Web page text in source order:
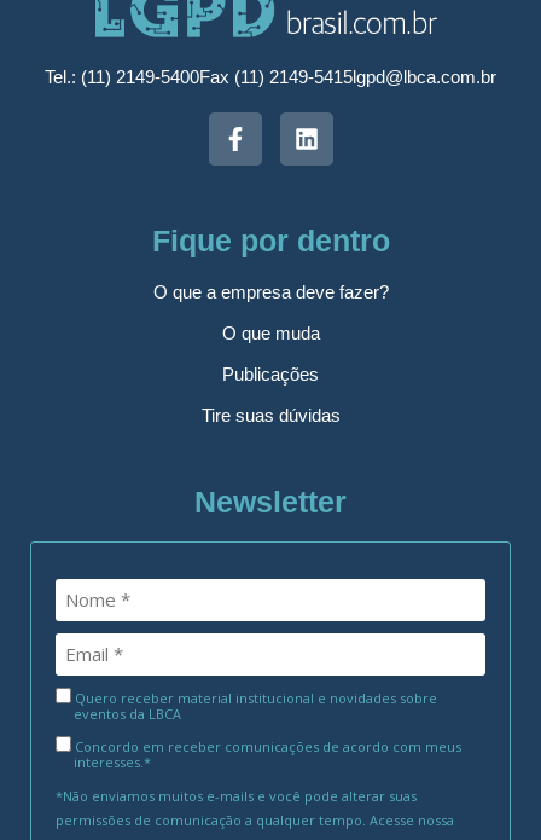
Tel.: (11) 2149-5400Fax (11) 2149-5415lgpd@lbca.com.br
Fique por dentro
O que a empresa deve fazer?
O que muda
Publicações
Tire suas dúvidas
Newsletter
Quero receber material institucional e novidades sobre
eventos da LBCA
Concordo em receber comunicações de acordo com meus
interesses.*
*Não enviamos muitos e-mails e você pode alterar suas
permissões de comunicação a qualquer tempo. Acesse nossa